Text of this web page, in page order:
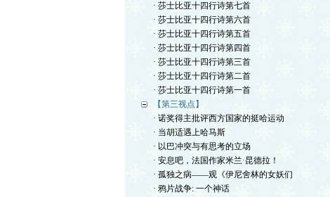
· 莎士比亚十四行诗第七首
· 莎士比亚十四行诗第六首
· 莎士比亚十四行诗第五首
· 莎士比亚十四行诗第四首
· 莎士比亚十四行诗第三首
· 莎士比亚十四行诗第二首
· 莎士比亚十四行诗第一首
【第三视点】
· 诺奖得主批评西方国家的挺哈运动
· 当胡适遇上哈马斯
· 以巴冲突与有思考的立场
· 安息吧，法国作家米兰·昆德拉！
· 孤独之病——观《伊尼舍林的女妖们
· 鸦片战争: 一个神话